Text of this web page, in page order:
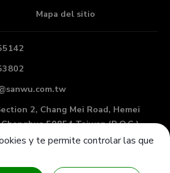
Mapa del sitio
2, Chang Mei Road, Hemei
Changhua 50854 Taiwan (R.O.C.)
y te permite controlar las que